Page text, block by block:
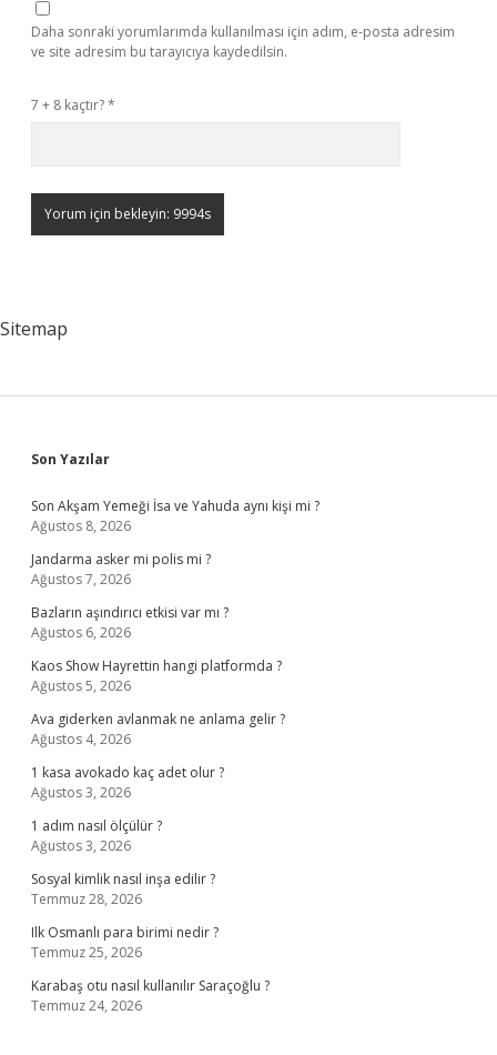
Daha sonraki yorumlarımda kullanılması için adım, e-posta adresim
ve site adresim bu tarayıcıya kaydedilsin.
7 + 8 kaçtır?*
Sitemap
Sidebar
Son Yazılar
Son Akşam Yemeği İsa ve Yahuda aynı kişi mi ?
Ağustos 8, 2026
Jandarma asker mi polis mi ?
Ağustos 7, 2026
Bazların aşındırıcı etkisi var mı ?
Ağustos 6, 2026
Kaos Show Hayrettin hangi platformda ?
Ağustos 5, 2026
Ava giderken avlanmak ne anlama gelir ?
Ağustos 4, 2026
1 kasa avokado kaç adet olur ?
Ağustos 3, 2026
1 adım nasıl ölçülür ?
Ağustos 3, 2026
Sosyal kimlik nasıl inşa edilir ?
Temmuz 28, 2026
Ilk Osmanlı para birimi nedir ?
Temmuz 25, 2026
Karabaş otu nasıl kullanılır Saraçoğlu ?
Temmuz 24, 2026